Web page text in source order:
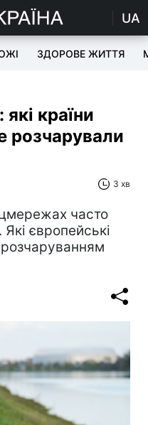
UA
ЗДОРОВЕ ЖИТТЯ
країни
розчарували
3 хв
часто
європейські